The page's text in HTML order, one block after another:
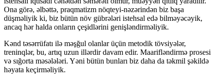
Ona görə, əlbəttə, praqmatizm nöqteyi-nəzərindən biz başa
düşməliyik ki, biz bütün növ gübrələri istehsal edə bilməyəcəyik,
ancaq hər halda onların çeşidlərini genişləndirməliyik.
Kənd təsərrüfatı ilə məşğul olanlar üçün metodik tövsiyələr,
treninqlər, bu, artıq uzun illərdir davam edir. Maarifləndirmə prosesi
və sığorta məsələləri. Yəni bütün bunları biz daha da təkmil şəkildə
həyata keçirməliyik.